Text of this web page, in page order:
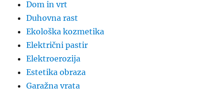
Dom in vrt
Duhovna rast
Ekološka kozmetika
Električni pastir
Elektroerozija
Estetika obraza
Garažna vrata